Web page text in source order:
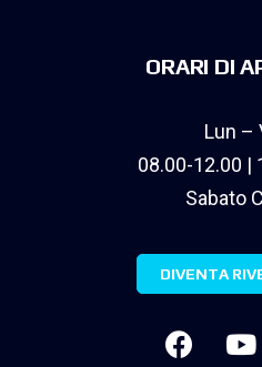
ORARI DI
Lun –
08.00-12.00 |
Sabato
DIVENTA